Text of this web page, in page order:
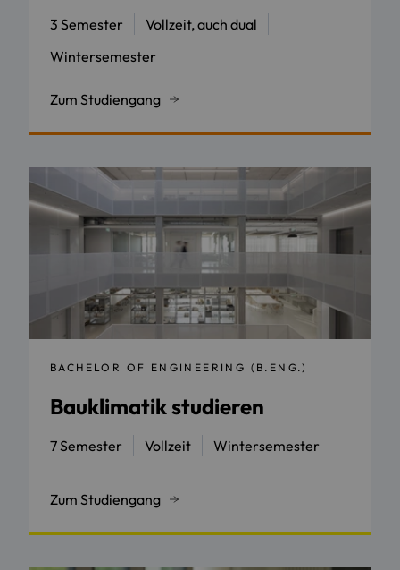
3 Semester
Vollzeit, auch dual
Wintersemester
Zum Studiengang
BACHELOR OF ENGINEERING (B.ENG.)
Bauklimatik studieren
7 Semester Vollzeit Wintersemester
Zum Studiengang